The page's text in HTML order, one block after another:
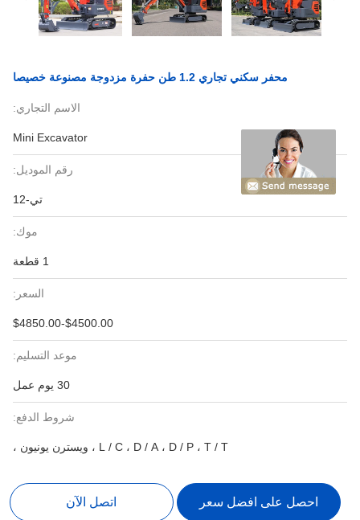
محفر سكني تجاري 1.2 طن حفرة مزدوجة مصنوعة خصيصا
الاسم التجاري:
Mini Excavator
رقم الموديل:
تي-12
موك:
السعر:
$4500.00-$4850.00
موعد التسليم:
30 يوم عمل
شروط الدفع:
L / C ، D / A ، D / P ، T / T ، ويسترن يونيون ،
احصل على افضل سعر اتصل الآن